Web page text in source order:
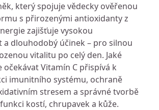
který spojuje vědecky ověřenou
s přirozenými antioxidanty z
zajišťuje vysokou
a dlouhodobý účinek – pro silnou
vitalitu po celý den. Jaké
očekávat Vitamín C přispívá k
imunitního systému, ochraně
stresem a správné tvorbě
kostí, chrupavek a kůže.